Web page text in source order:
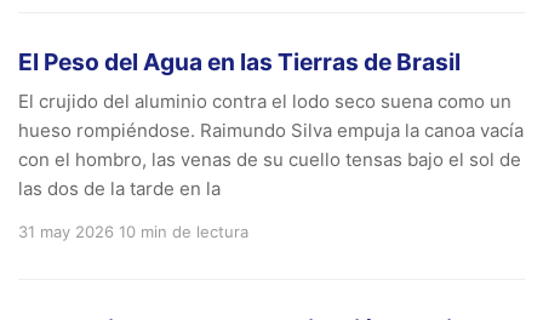
El Peso del Agua en las Tierras de Brasil
El crujido del aluminio contra el lodo seco suena como un
hueso rompiéndose. Raimundo Silva empuja la canoa vacía
con el hombro, las venas de su cuello tensas bajo el sol de
las dos de la tarde en la
31 may 2026 10 min de lectura